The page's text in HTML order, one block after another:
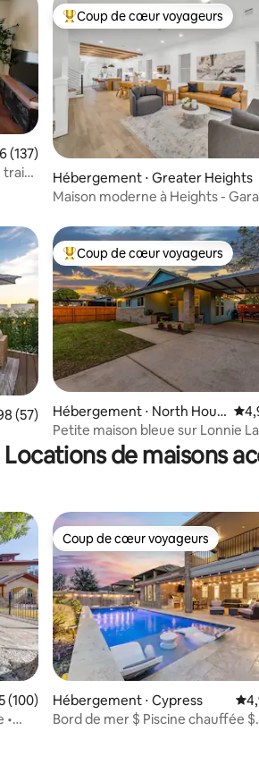
moyenne sur la base de 137
(137)
train
Coups de cœur voyageurs les
Coup de cœur voyageurs
Hébergement ⋅ Greater Heights
Maison moderne à Heights -
moyenne sur la base de 57
(57)
Coups de cœur voyageurs les
Coup de cœur voyageurs
Hébergement ⋅ North Hous
ton
Petite maison bleue sur Lonnie
Locations de maisons
moyenne sur la base de 100
(100)
•
Coup de cœur voyageurs
Coup de cœur voyageurs
Hébergement ⋅ Cypress
Bord de mer $ Piscine chauffée $